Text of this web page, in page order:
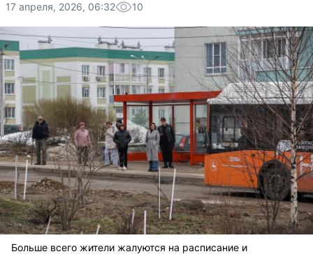
17 апреля, 2026, 06:32 10
Больше всего жители жалуются на расписание и